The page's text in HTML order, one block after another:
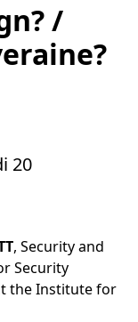
/
20
, Security and
Security
the Institute for